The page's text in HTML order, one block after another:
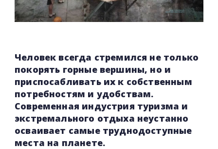
Человек всегда стремился не только
покорять горные вершины, но и
приспосабливать их к собственным
потребностям и удобствам.
Современная индустрия туризма и
экстремального отдыха неустанно
осваивает самые труднодоступные
места на планете.